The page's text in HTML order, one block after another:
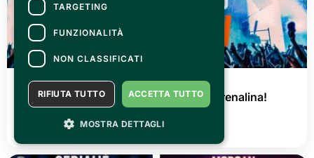
GIOVEDÌ 02 LUGLIO 2026
AGRISHOW 2026: tre giorni di pura adrenalina!
LEGGI TUTTO
TARGETING
FUNZIONALITÀ
NON CLASSIFICATI
ACCETTA TUTTO
RIFIUTA TUTTO
MOSTRA DETTAGLI